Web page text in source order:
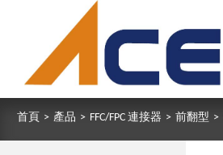
首頁 > 產品 > FFC/FPC 連接器 > 前翻型 >